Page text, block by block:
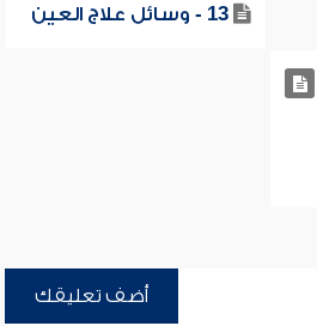
13 - وسائل علاج العين
أضف تعليقك